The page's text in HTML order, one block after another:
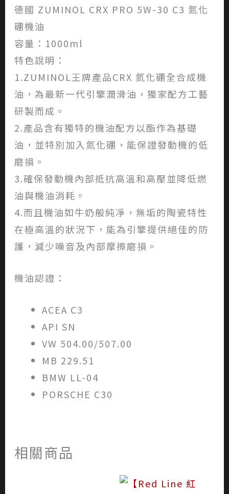
德國 ZUMINOL CRX PRO 5W-30 C3 氮化
硼機油
容量：1000ml
特色說明：
1.ZUMINOL王牌產品CRX 氮化硼全合成機
油，為最新一代引擎潤滑油，獨家配方工藝
研製而成。
2.產品含有獨特的機油配方以酯作為基礎
油，並特別加入氮化硼，能保證發動機的低
磨損。
3.確保發動機內部抵抗高溫和高壓並降低燃
油與機油消耗。
4.而且機油如牛奶般純凈，無垢的陶瓷特性
在極高溫的狀況下，能為引擎提供絕佳的防
護，減少噪音及內部摩擦磨損。
機油認證：
ACEA C3
API SN
VW 504.00/507.00
MB 229.51
BMW LL-04
PORSCHE C30
相關商品